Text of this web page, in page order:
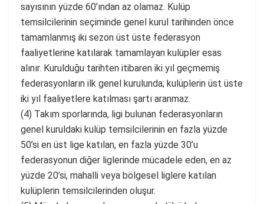
sayısının yüzde 60’ından az olamaz. Kulüp
temsilcilerinin seçiminde genel kurul tarihinden önce
tamamlanmış iki sezon üst üste federasyon
faaliyetlerine katılarak tamamlayan kulüpler esas
alınır. Kurulduğu tarihten itibaren iki yıl geçmemiş
federasyonların ilk genel kurulunda; kulüplerin üst üste
iki yıl faaliyetlere katılması şartı aranmaz.
(4) Takım sporlarında, ligi bulunan federasyonların
genel kuruldaki kulüp temsilcilerinin en fazla yüzde
50’si en üst lige katılan, en fazla yüzde 30’u
federasyonun diğer liglerinde mücadele eden, en az
yüzde 20’si, mahalli veya bölgesel liglere katılan
kulüplerin temsilcilerinden oluşur.